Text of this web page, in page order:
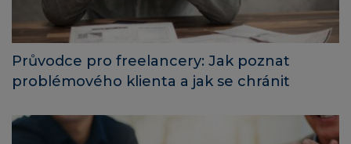
Průvodce pro freelancery: Jak poznat
problémového klienta a jak se chránit